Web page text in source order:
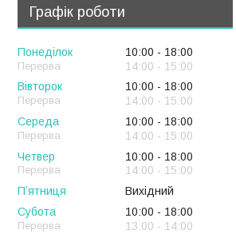
Графік роботи
Понеділок 10:00
18:00
14:00
15:00
Вівторок
10:00
18:00
14:00
15:00
Середа
10:00
18:00
14:00
15:00
Четвер
10:00
18:00
14:00
15:00
Пʼятниця
Вихідний
Субота
10:00
18:00
13:00
14:00